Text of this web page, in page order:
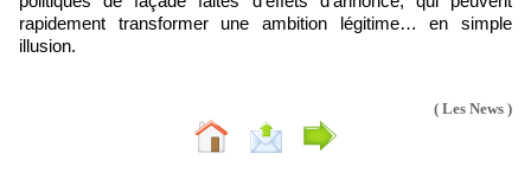
rapidement transformer une ambition légitime… en simple
illusion.
( Les News )